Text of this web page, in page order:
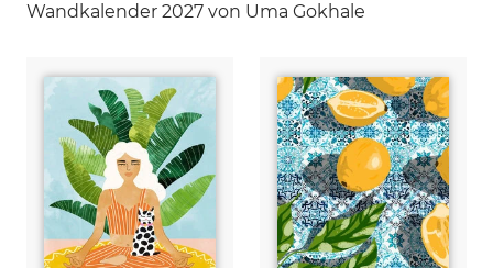
Wandkalender 2027 von Uma Gokhale